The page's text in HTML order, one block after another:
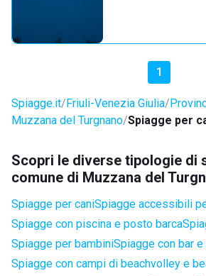
1
Spiagge.it Friuli-Venezia Giulia
Muzzana del Turgnano Spiagge per
Scopri le diverse tipologie di
comune di Muzzana del
Spiagge per caniSpiagge accessibili
Spiagge con piscina e posto barca
Spiagge per bambiniSpiagge con bar
Spiagge con campi di beachvolley e